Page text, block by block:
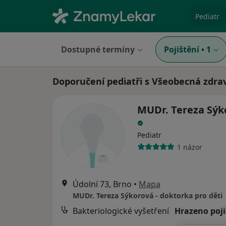
Dostupné termíny Pojištění • 1
Doporučení pediatři s Všeobecná
MUDr. Tereza
Pediatr
1 názor
Údolní 73, Brno • Mapa
MUDr. Tereza Sýkorová - doktorka pro děti
Bakteriologické vyšetření Hrazeno